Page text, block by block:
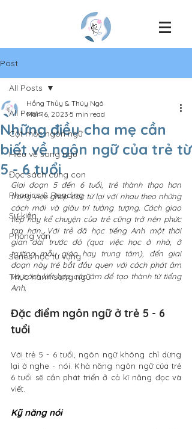
Post
All Posts
Cột mốc ngôn ngữ
Hiểu về song ngữ
Đọc sách cùng con
Phonics & Reading
Sự kiện
Phỏng vấn
Series học từ vựng
Thực hành song ngữ
All Posts
Những điều cha mẹ cần
biết về ngôn ngữ của trẻ từ
5 - 6 tuổi
Hồng Thủy & Thúy Ngô
Mar 16, 2023 5 min read
Giai đoạn 5 đến 6 tuổi, trẻ thành thạo hơn
trong việc ghép các từ lại với nhau theo những
cách mới và giàu trí tưởng tượng. Cách giao
tiếp hay kể chuyện của trẻ cũng trở nên phức
tạp hơn. Với trẻ đã học tiếng Anh một thời
gian dài trước đó (qua việc học ở nhà, ở
trường mẫu giáo hay trung tâm), đến giai
đoạn này trẻ bắt đầu quen với cách phát âm
và cách kết hợp các âm để tạo thành từ tiếng
Anh.
Đặc điểm ngôn ngữ ở trẻ 5 - 6
tuổi
Với trẻ 5 - 6 tuổi, ngôn ngữ không chỉ dừng
lại ở nghe - nói. Khả năng ngôn ngữ của trẻ
6 tuổi sẽ cần phát triển ở cả kĩ năng đọc và
viết.
Kỹ năng nói